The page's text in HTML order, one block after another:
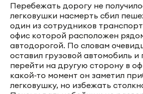
Перебежать дорогу не
легковушки насмерть сбил
один из сотрудников
офис которой расположен
автодорогой. По словам
оставил грузовой автомобиль и
перейти на другую сторону в
какой-то момент он заметил
легковушку, но избежать